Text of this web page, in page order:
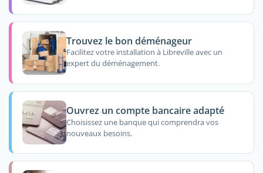
Trouvez le bon déménageur
Facilitez votre installation à Libreville avec un
expert du déménagement.
Ouvrez un compte bancaire adapté
Choisissez une banque qui comprendra vos
nouveaux besoins.